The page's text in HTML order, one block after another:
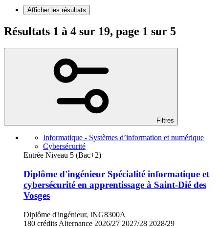
Afficher les résultats
Résultats 1 à 4 sur 19, page 1 sur 5
Filtres
Informatique - Systèmes d’information et numérique
Cybersécurité
Entrée Niveau 5 (Bac+2)
Diplôme d'ingénieur Spécialité informatique et
cybersécurité en apprentissage à Saint-Dié des
Vosges
Diplôme d'ingénieur, ING8300A
180 crédits Alternance 2026/27 2027/28 2028/29